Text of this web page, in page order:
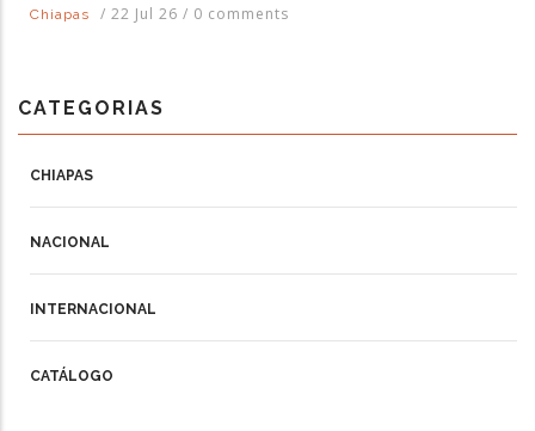
Chiapas
/ 22 Jul 26 / 0 comments
CATEGORIAS
CHIAPAS
NACIONAL
INTERNACIONAL
CATÁLOGO